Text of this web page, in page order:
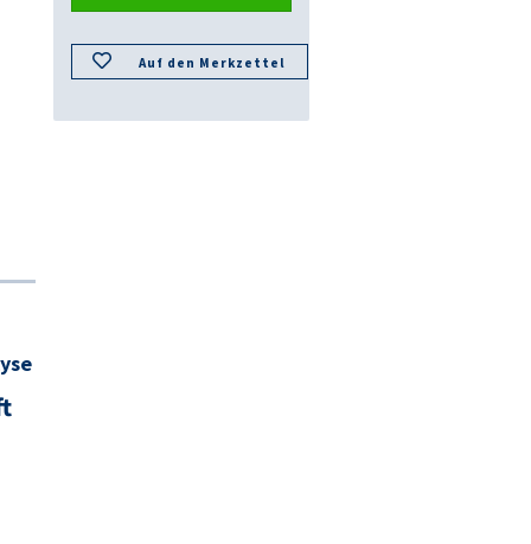
Auf den Merkzettel